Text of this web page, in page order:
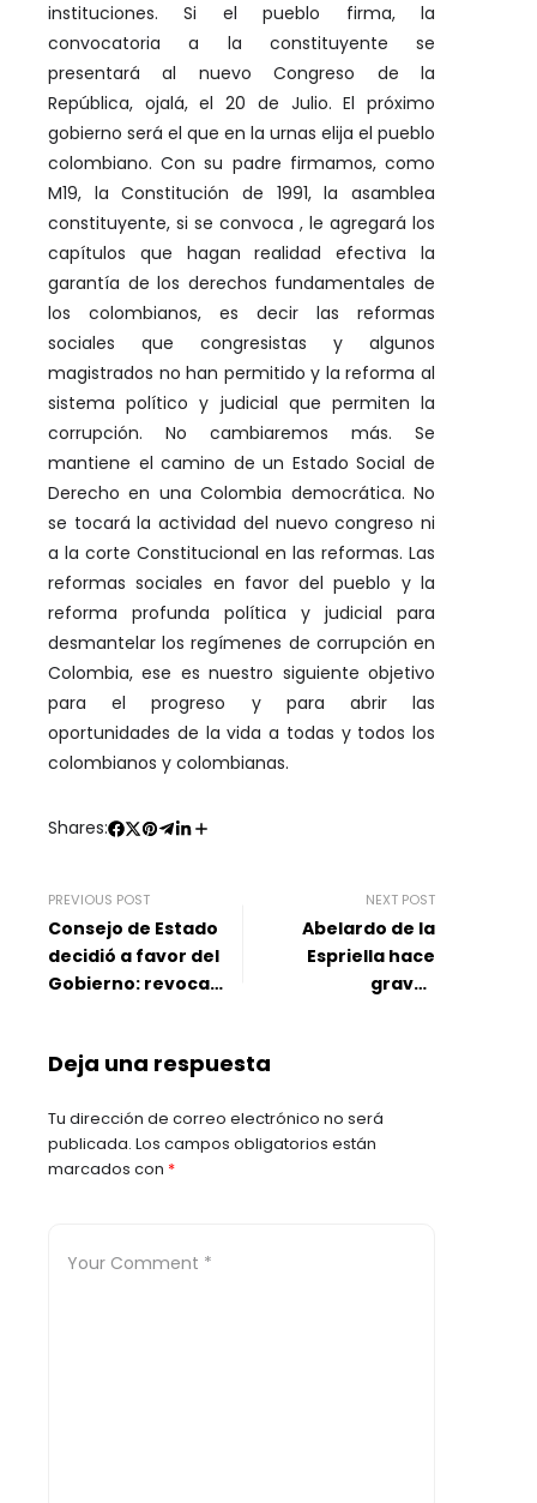
instituciones. Si el pueblo firma, la
convocatoria a la constituyente se
presentará al nuevo Congreso de la
República, ojalá, el 20 de Julio. El próximo
gobierno será el que en la urnas elija el pueblo
colombiano. Con su padre firmamos, como
M19, la Constitución de 1991, la asamblea
constituyente, si se convoca , le agregará los
capítulos que hagan realidad efectiva la
garantía de los derechos fundamentales de
los colombianos, es decir las reformas
sociales que congresistas y algunos
magistrados no han permitido y la reforma al
sistema político y judicial que permiten la
corrupción. No cambiaremos más. Se
mantiene el camino de un Estado Social de
Derecho en una Colombia democrática. No
se tocará la actividad del nuevo congreso ni
a la corte Constitucional en las reformas. Las
reformas sociales en favor del pueblo y la
reforma profunda política y judicial para
desmantelar los regímenes de corrupción en
Colombia, ese es nuestro siguiente objetivo
para el progreso y para abrir las
oportunidades de la vida a todas y todos los
colombianos y colombianas.
Shares:
PREVIOUS POST
Consejo de Estado
decidió a favor del
Gobierno: revoca
incremento en
fuente
NEXT POST
Abelardo de la
Espriella hace
graves
Benedetti y revela
en la campaña de
Iván Cepeda
Deja una respuesta
Tu dirección de correo electrónico no será
publicada. Los campos obligatorios están
marcados con *